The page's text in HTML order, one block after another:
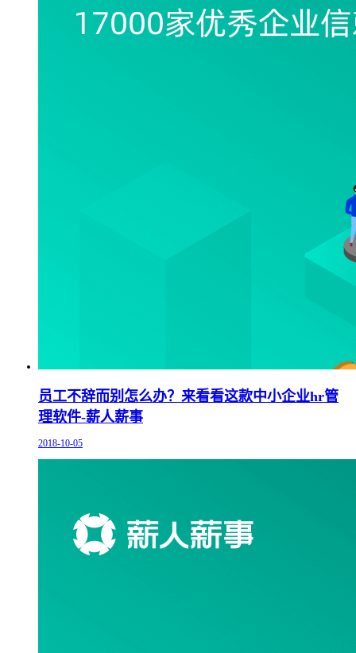
员工不辞而别怎么办？来看看这款中小企业hr管
理软件-薪人薪事
2018-10-05